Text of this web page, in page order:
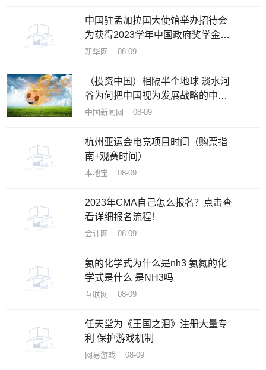
中国驻孟加拉国大使馆举办招待会
为获得2023学年中国政府奖学金新
生送行
新华网 08-09
（投资中国）相隔半个地球 淡水河
谷为何把中国视为发展战略的中
心？
中国新闻网 08-09
杭州亚运会电竞项目时间（购票指
南+观赛时间）
本地宝 08-09
2023年CMA自己怎么报名？点击查
看详细报名流程！
会计网 08-09
氨的化学式为什么是nh3 氨氮的化
学式是什么 是NH3吗
互联网 08-09
任天堂为《王国之泪》注册大量专
利 保护游戏机制
网易游戏 08-09